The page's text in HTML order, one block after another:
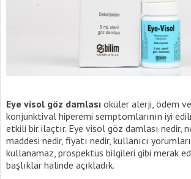
Eye visol göz damlası oküler alerji, ödem
konjunktival hiperemi semptomlarının iyi
etkili bir ilaçtır. Eye visol göz damlası nedir,
maddesi nedir, fiyatı nedir, kullanıcı
kullanamaz, prospektüs bilgileri gibi merak
başlıklar halinde açıkladık.